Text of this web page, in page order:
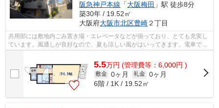
阪急神戸本線 「大阪梅田 」駅 徒歩8分
築30年 / 19.52㎡
大阪府大阪市北区豊崎２丁目
共用部には敷地内ごみ置き場・エレベータなどが揃っており、とても充実し
ています。風通しが良好なので、夏も涼しい風がはいってきます。電車での
5.5万円 (管理費等：6,000円 )
敷金 0ヶ月 礼金 0ヶ月
6階 / 1K / 19.52㎡